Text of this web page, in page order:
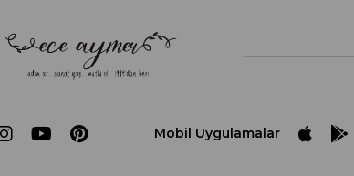
Mobil Uygulamalar